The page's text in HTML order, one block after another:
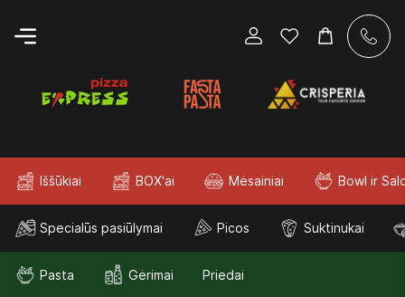
Iššūkiai BOX'ai Mėsainiai Bowl ir
Specialūs pasiūlymai Picos Suktinukai
Pasta Gėrimai Priedai